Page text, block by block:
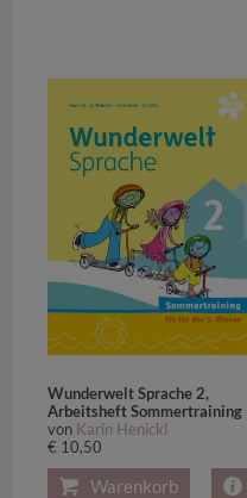
Wunderwelt Sprache 2,
Arbeitsheft Sommertraining
von Karin Henickl
€ 10,50
Warenkorb